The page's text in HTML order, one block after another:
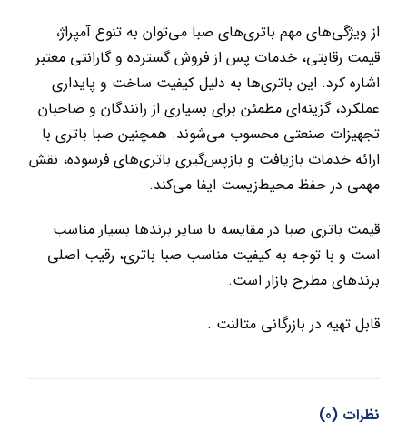
از ویژگی‌های مهم باتری‌های صبا می‌توان به تنوع آمپراژ،
قیمت رقابتی، خدمات پس از فروش گسترده و گارانتی معتبر
اشاره کرد. این باتری‌ها به دلیل کیفیت ساخت و پایداری
عملکرد، گزینه‌ای مطمئن برای بسیاری از رانندگان و صاحبان
تجهیزات صنعتی محسوب می‌شوند. همچنین صبا باتری با
ارائه خدمات بازیافت و بازپس‌گیری باتری‌های فرسوده، نقش
مهمی در حفظ محیط‌زیست ایفا می‌کند.
قیمت باتری صبا در مقایسه با سایر برندها بسیار مناسب
است و با توجه به کیفیت مناسب صبا باتری، رقیب اصلی
برندهای مطرح بازار است.
قابل تهیه در بازرگانی متالنت .
نظرات (0)